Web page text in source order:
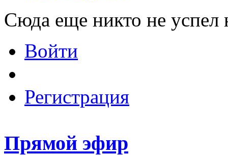
Сюда еще никто не успел
Войти
Регистрация
Прямой эфир